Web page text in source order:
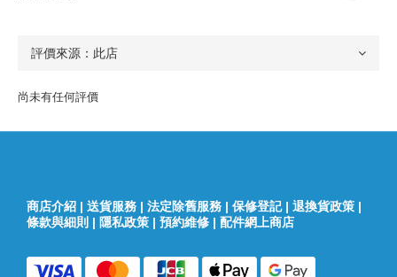
尚未有任何評價
商店介紹 | 送貨服務 | 法定除舊服務 | 保修登記| 退換貨政策 |
條款與細則 | 隱私政策 | 預約維修 | 配件網上商店